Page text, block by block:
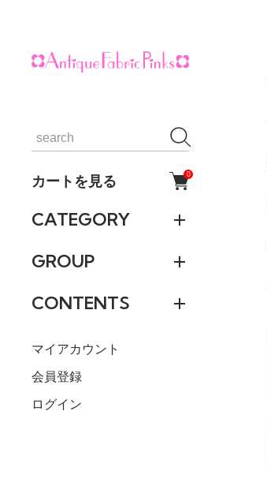
カートを見る 0
CATEGORY
GROUP
CONTENTS
マイアカウント
会員登録
ログイン